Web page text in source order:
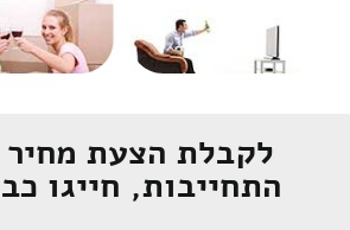
לקבלת הצעת
התחייבות, חייגו